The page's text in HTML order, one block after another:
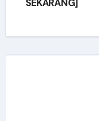
SEKARANG]